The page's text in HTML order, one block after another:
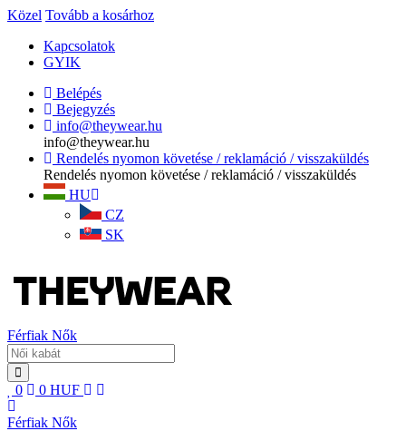
Közel Tovább a kosárhoz
Kapcsolatok
GYIK
Belépés
Bejegyzés
info@theywear.hu
info@theywear.hu
Rendelés nyomon követése / reklamáció / visszaküldés
Rendelés nyomon követése / reklamáció / visszaküldés
HU
CZ
SK
Férfiak Nők
0 0 HUF
Férfiak Nők